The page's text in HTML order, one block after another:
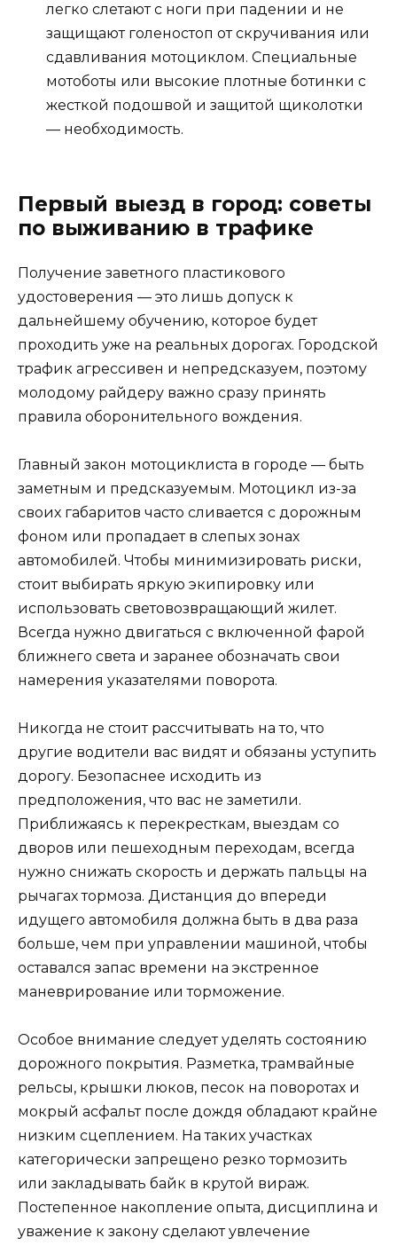
легко слетают с ноги при падении и не
защищают голеностоп от скручивания или
сдавливания мотоциклом. Специальные
мотоботы или высокие плотные ботинки с
жесткой подошвой и защитой щиколотки
— необходимость.
Первый выезд в город: советы
по выживанию в трафике
Получение заветного пластикового
удостоверения — это лишь допуск к
дальнейшему обучению, которое будет
проходить уже на реальных дорогах. Городской
трафик агрессивен и непредсказуем, поэтому
молодому райдеру важно сразу принять
правила оборонительного вождения.
Главный закон мотоциклиста в городе — быть
заметным и предсказуемым. Мотоцикл из-за
своих габаритов часто сливается с дорожным
фоном или пропадает в слепых зонах
автомобилей. Чтобы минимизировать риски,
стоит выбирать яркую экипировку или
использовать световозвращающий жилет.
Всегда нужно двигаться с включенной фарой
ближнего света и заранее обозначать свои
намерения указателями поворота.
Никогда не стоит рассчитывать на то, что
другие водители вас видят и обязаны уступить
дорогу. Безопаснее исходить из
предположения, что вас не заметили.
Приближаясь к перекресткам, выездам со
дворов или пешеходным переходам, всегда
нужно снижать скорость и держать пальцы на
рычагах тормоза. Дистанция до впереди
идущего автомобиля должна быть в два раза
больше, чем при управлении машиной, чтобы
оставался запас времени на экстренное
маневрирование или торможение.
Особое внимание следует уделять состоянию
дорожного покрытия. Разметка, трамвайные
рельсы, крышки люков, песок на поворотах и
мокрый асфальт после дождя обладают крайне
низким сцеплением. На таких участках
категорически запрещено резко тормозить
или закладывать байк в крутой вираж.
Постепенное накопление опыта, дисциплина и
уважение к закону сделают увлечение